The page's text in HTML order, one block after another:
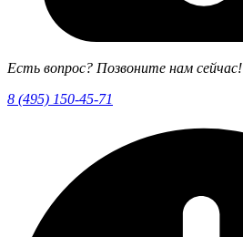
Есть вопрос? Позвоните нам сейчас!
8 (495) 150-45-71